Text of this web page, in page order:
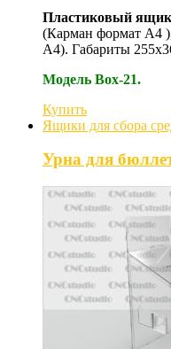
Пластиковый ящик
(Карман формат А4
А4). Габариты
Модель Box-21.
Купить
Ящики для сбора
Урна для